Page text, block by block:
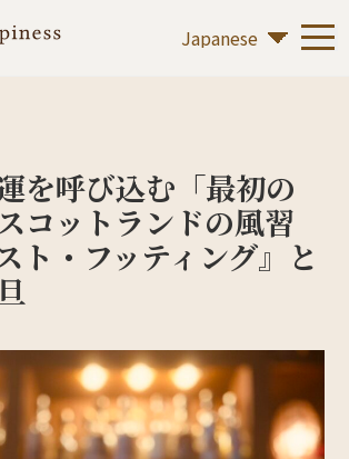
を呼び込む「最初の
コットランドの風習
ト・フッティング』と